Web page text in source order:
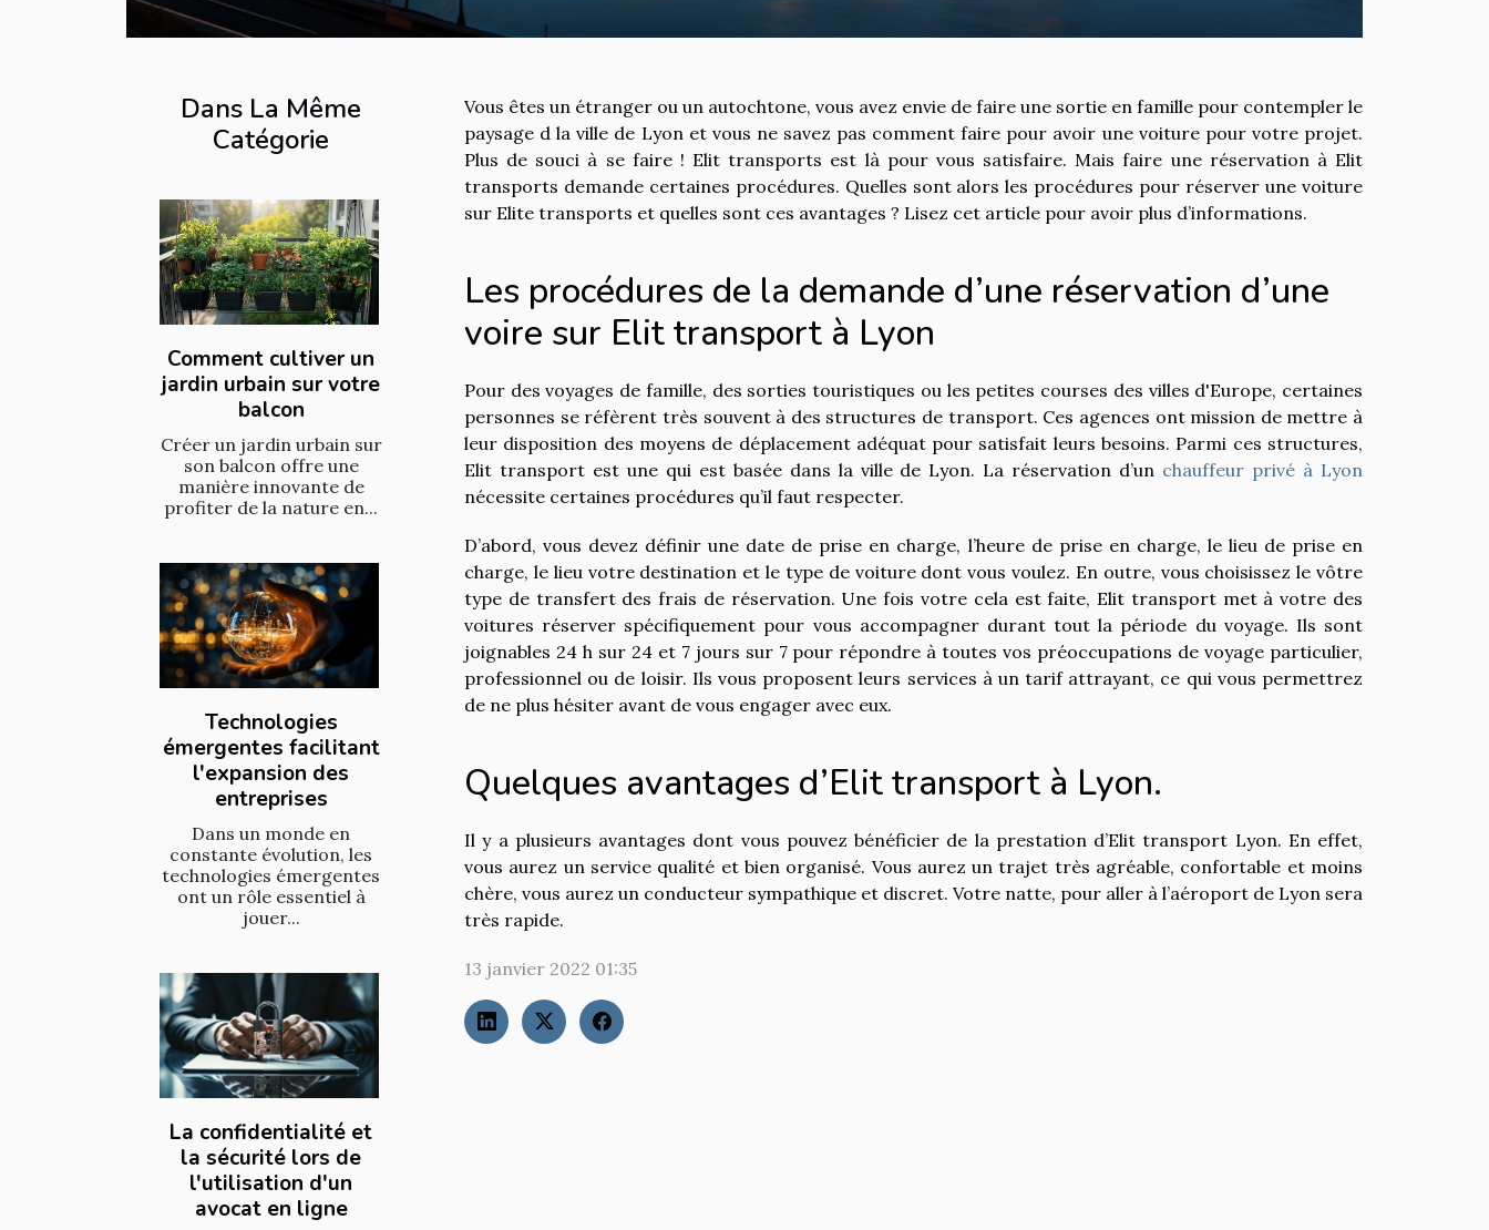
Dans La Même
Catégorie
Comment cultiver un
jardin urbain sur votre
balcon
Créer un jardin urbain sur
son balcon offre une
manière innovante de
profiter de la nature en...
Technologies
émergentes facilitant
l'expansion des
entreprises
Dans un monde en
constante évolution, les
technologies émergentes
ont un rôle essentiel à
jouer...
La confidentialité et
la sécurité lors de
l'utilisation d'un
avocat en ligne
Vous êtes un étranger ou un autochtone, vous avez envie de faire une sortie en famille pour contempler le
paysage d la ville de Lyon et vous ne savez pas comment faire pour avoir une voiture pour votre projet.
Plus de souci à se faire ! Elit transports est là pour vous satisfaire. Mais faire une réservation à Elit
transports demande certaines procédures. Quelles sont alors les procédures pour réserver une voiture
sur Elite transports et quelles sont ces avantages ? Lisez cet article pour avoir plus d’informations.
Les procédures de la demande d’une réservation d’une
voire sur Elit transport à Lyon
Pour des voyages de famille, des sorties touristiques ou les petites courses des villes d'Europe, certaines
personnes se réfèrent très souvent à des structures de transport. Ces agences ont mission de mettre à
leur disposition des moyens de déplacement adéquat pour satisfait leurs besoins. Parmi ces structures,
Elit transport est une qui est basée dans la ville de Lyon. La réservation d’un chauffeur privé à Lyon
nécessite certaines procédures qu’il faut respecter.
D’abord, vous devez définir une date de prise en charge, l’heure de prise en charge, le lieu de prise en
charge, le lieu votre destination et le type de voiture dont vous voulez. En outre, vous choisissez le vôtre
type de transfert des frais de réservation. Une fois votre cela est faite, Elit transport met à votre des
voitures réserver spécifiquement pour vous accompagner durant tout la période du voyage. Ils sont
joignables 24 h sur 24 et 7 jours sur 7 pour répondre à toutes vos préoccupations de voyage particulier,
professionnel ou de loisir. Ils vous proposent leurs services à un tarif attrayant, ce qui vous permettrez
de ne plus hésiter avant de vous engager avec eux.
Quelques avantages d’Elit transport à Lyon.
Il y a plusieurs avantages dont vous pouvez bénéficier de la prestation d’Elit transport Lyon. En effet,
vous aurez un service qualité et bien organisé. Vous aurez un trajet très agréable, confortable et moins
chère, vous aurez un conducteur sympathique et discret. Votre natte, pour aller à l’aéroport de Lyon sera
très rapide.
13 janvier 2022 01:35